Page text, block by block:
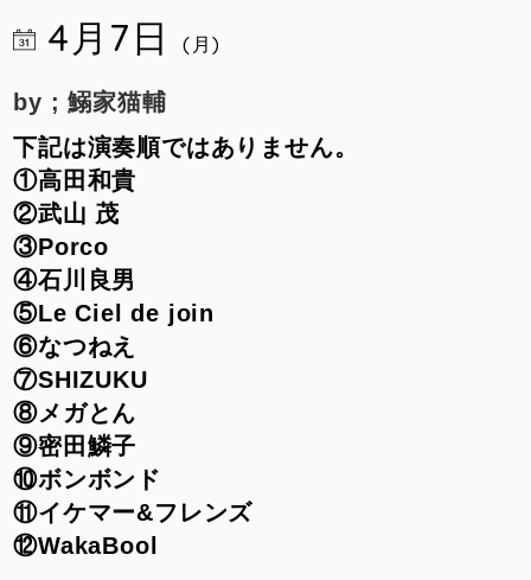
4月7日(月)
by ; 鰯家猫輔
下記は演奏順ではありません。
①高田和貴
②武山 茂
③Porco
④石川良男
⑤Le Ciel de join
⑥なつねえ
⑦SHIZUKU
⑧メガとん
⑨密田鱗子
⑩ボンボンド
⑪イケマー&フレンズ
⑫WakaBool